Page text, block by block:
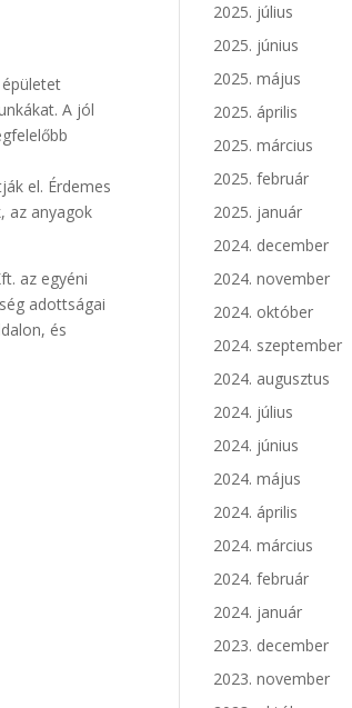
A jól
el. Érdemes
az anyagok
az egyéni
adottságai
és
2025. július
2025. június
2025. május
2025. április
2025. március
2025. február
2025. január
2024. december
2024. november
2024. október
2024. szeptember
2024. augusztus
2024. július
2024. június
2024. május
2024. április
2024. március
2024. február
2024. január
2023. december
2023. november